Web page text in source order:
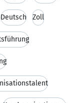
Deutsch Zoll